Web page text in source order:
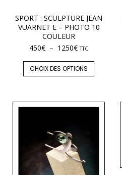
SPORT : SCULPTURE JEAN
VUARNET E – PHOTO 10
COULEUR
450€ – 1250€ TTC
CHOIX DES OPTIONS